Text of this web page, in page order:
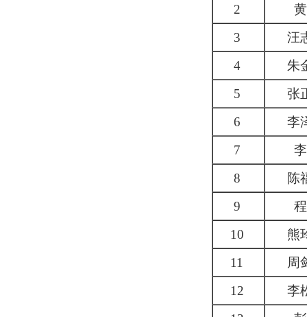
2
3
汪
4
朱
5
张
6
李
7
8
陈
9
10
熊
11
周
12
李